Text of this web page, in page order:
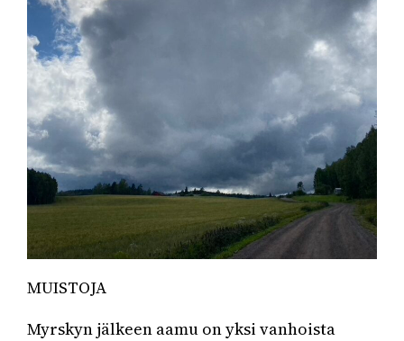
MUISTOJA
Myrskyn jälkeen aamu on yksi vanhoista